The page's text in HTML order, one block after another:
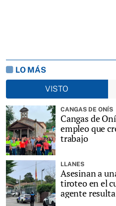
LO MÁS
VISTO
CANGAS DE ONÍS
Cangas de
empleo que
trabajo
LLANES
Asesinan a
tiroteo en el
agente